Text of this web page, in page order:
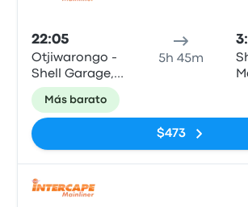
22:05
Otjiwarongo -
Shell Garage,
C/O Hage-
Geingobo and
Son Road
5h 45m
Más barato
$473